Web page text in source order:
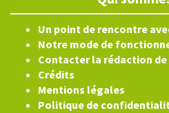
Un point de rencontre
Notre mode de
Contacter la rédaction de
Crédits
Mentions légales
Politique de